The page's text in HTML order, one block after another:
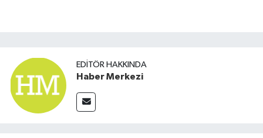
EDITÖR HAKKINDA
Haber Merkezi